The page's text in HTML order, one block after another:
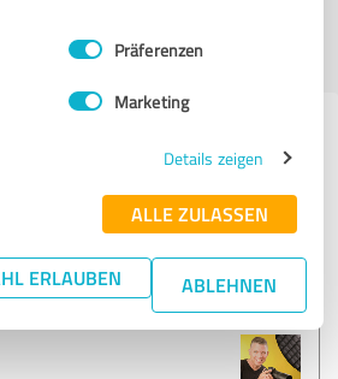
Präferenzen
Marketing
Details zeigen
ALLE ZULASSEN
ERLAUBEN ABLEHNEN
| Letzte Aktualisierung: 10.07.2017
melden
aus dem Bereich